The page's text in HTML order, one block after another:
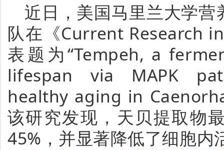
近日，美国马里兰大学
队在《Current Research
表题为“Tempeh, a
lifespan via MAPK
healthy aging in
该研究发现，天贝提取物
45%，并显著降低了细胞内